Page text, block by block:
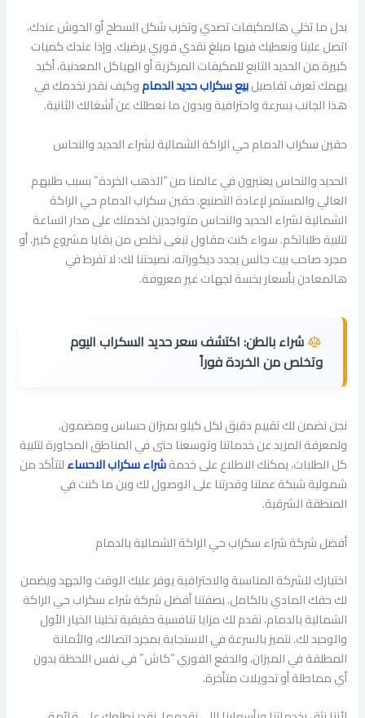
بدل ما تخلي هالمكيفات تصدي وتخرب شكل السطح أو الحوش عندك،
اتصل علينا ونعطيك فيها مبلغ نقدي فوري يرضيك. وإذا عندك كميات
كبيرة من الحديد التابع للمكيفات المركزية أو الهياكل المعدنية، أكيد
يهمك تعرف تفاصيلبيع سكراب حديد الدماموكيف نقدر نخدمك في
هذا الجانب بسرعة واحترافية وبدون ما نعطلك عن أشغالك الثانية.
حقين سكراب الدمام حي الراكة الشمالية لشراء الحديد والنحاس
الحديد والنحاس يعتبرون في عالمنا من “الذهب الخردة” بسبب طلبهم
العالي والمستمر لإعادة التصنيع. حقين سكراب الدمام حي الراكة
الشمالية لشراء الحديد والنحاس متواجدين لخدمتك على مدار الساعة
لتلبية طلباتكم. سواء كنت مقاول تبغى تخلص من بقايا مشروع كبير، أو
مجرد صاحب بيت جالس يجدد ديكوراته، نصيحتنا لك: لا تفرط في
هالمعادن بأسعار بخسة لجهات غير معروفة.
شراء بالطن:اكتشف سعر حديد السكراب اليوم
وتخلص من الخردة فوراً
نحن نضمن لك تقييم دقيق لكل كيلو بميزان حساس ومضمون.
ولمعرفة المزيد عن خدماتنا وتوسعنا حتى في المناطق المجاورة لتلبية
كل الطلبات، يمكنك الاطلاع على خدمةشراء سكراب الاحساءلتتأكد من
شمولية شبكة عملنا وقدرتنا على الوصول لك وين ما كنت في
المنطقة الشرقية.
أفضل شركة شراء سكراب حي الراكة الشمالية بالدمام
اختيارك للشركة المناسبة والاحترافية يوفر عليك الوقت والجهد ويضمن
لك حقك المادي بالكامل. بصفتنا أفضل شركة شراء سكراب حي الراكة
الشمالية بالدمام، نقدم لك مزايا تنافسية حقيقية تخلينا الخيار الأول
والوحيد لك. نتميز بالسرعة في الاستجابة بمجرد اتصالك، والأمانة
المطلقة في الميزان، والدفع الفوري “كاش” في نفس اللحظة بدون
أي مماطلة أو تحويلات متأخرة.